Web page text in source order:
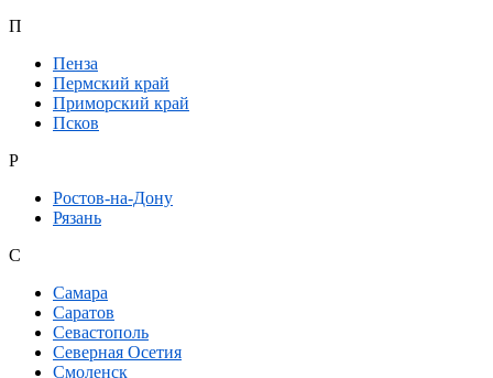
П
Пенза
Пермский край
Приморский край
Псков
Р
Ростов-на-Дону
Рязань
С
Самара
Саратов
Севастополь
Северная Осетия
Смоленск